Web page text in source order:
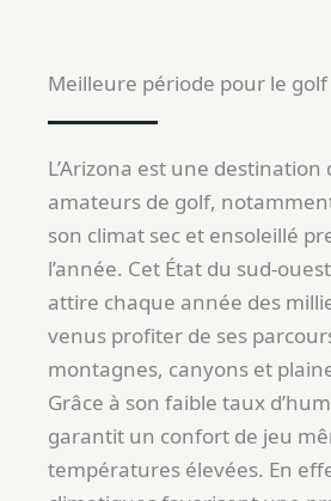
Meilleure période pour le
L’Arizona est une
amateurs de golf,
son climat sec et ensoleillé
l’année. Cet État du sud-
attire chaque année des
venus profiter de ses
montagnes, canyons et
Grâce à son faible taux
garantit un confort de jeu
températures élevées. En